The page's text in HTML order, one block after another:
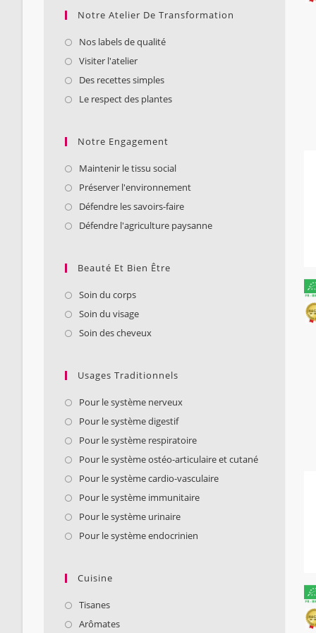
Notre Atelier De Transformation
Nos labels de qualité
Visiter l'atelier
Des recettes simples
Le respect des plantes
Notre Engagement
Maintenir le tissu social
Préserver l'environnement
Défendre les savoirs-faire
Défendre l'agriculture paysanne
Beauté Et Bien Être
Soin du corps
Soin du visage
Soin des cheveux
Usages Traditionnels
Pour le système nerveux
Pour le système digestif
Pour le système respiratoire
Pour le système ostéo-articulaire et cutané
Pour le système cardio-vasculaire
Pour le système immunitaire
Pour le système urinaire
Pour le système endocrinien
Cuisine
Tisanes
Arômates